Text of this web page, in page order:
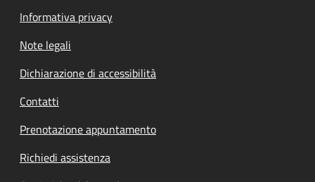
Informativa privacy
Note legali
Dichiarazione di accessibilità
Contatti
Prenotazione appuntamento
Richiedi assistenza